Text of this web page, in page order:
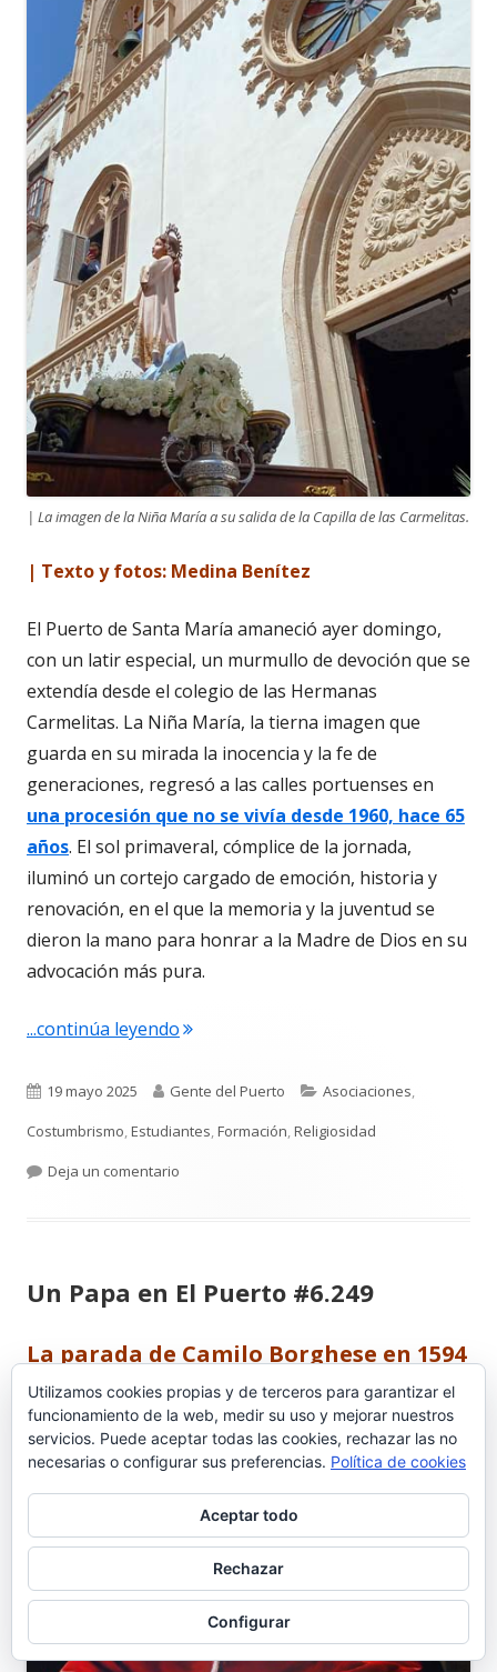
| La imagen de la Niña María a su salida de la Capilla de las Carmelitas.
| Texto y fotos: Medina Benítez
El Puerto de Santa María amaneció ayer domingo,
con un latir especial, un murmullo de devoción que se
extendía desde el colegio de las Hermanas
Carmelitas. La Niña María, la tierna imagen que
guarda en su mirada la inocencia y la fe de
generaciones, regresó a las calles portuenses en
una procesión que no se vivía desde 1960, hace 65
años. El sol primaveral, cómplice de la jornada,
iluminó un cortejo cargado de emoción, historia y
renovación, en el que la memoria y la juventud se
dieron la mano para honrar a la Madre de Dios en su
advocación más pura.
...continúa leyendo"La Niña María, de nuevo en
Publicado
el
19 mayo 2025 Autor
Gente del Puerto Categorías
Asociaciones,
Costumbrismo,Estudiantes,Formación,Religiosidad
Deja un comentario
Un Papa en El Puerto #6.249
La parada de Camilo Borghese en 1594
Utilizamos cookies propias y de terceros para garantizar el
funcionamiento de la web, medir su uso y mejorar nuestros
servicios. Puede aceptar todas las cookies, rechazar las no
necesarias o configurar sus preferencias. Política de cookies
Aceptar todo
Rechazar
Configurar